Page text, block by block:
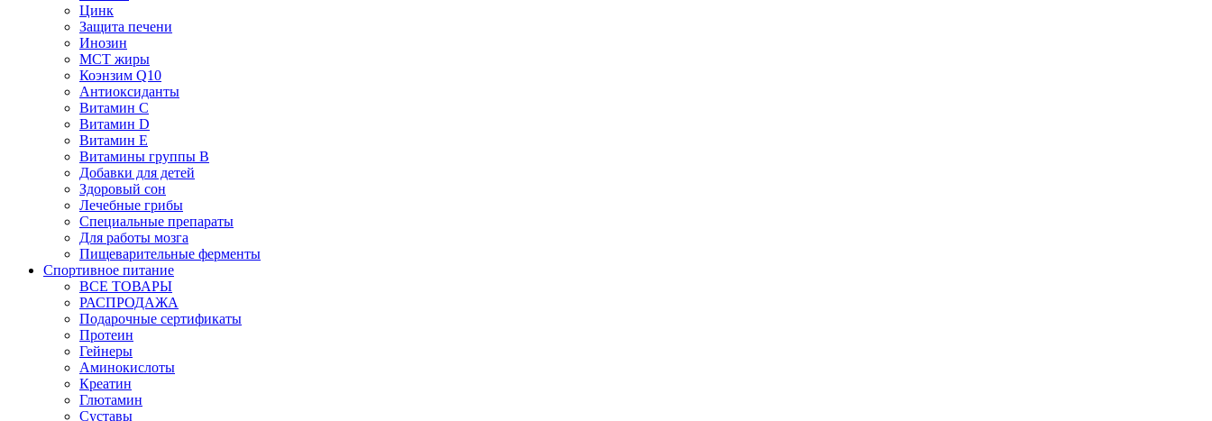
Цинк
Защита печени
Инозин
МСТ жиры
Коэнзим Q10
Антиоксиданты
Витамин С
Витамин D
Витамин Е
Витамины группы B
Добавки для детей
Здоровый сон
Лечебные грибы
Специальные препараты
Для работы мозга
Пищеварительные ферменты
Спортивное питание
ВСЕ ТОВАРЫ
РАСПРОДАЖА
Подарочные сертификаты
Протеин
Гейнеры
Аминокислоты
Креатин
Глютамин
Суставы